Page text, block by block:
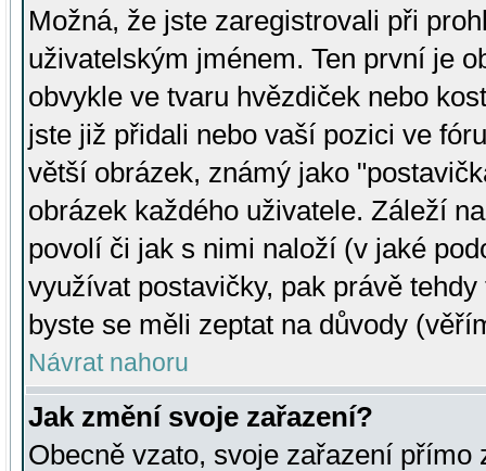
Možná, že jste zaregistrovali při
uživatelským jménem. Ten první je
obvykle ve tvaru hvězdiček nebo
jste již přidali nebo vaší pozici ve
větší obrázek, známý jako
obrázek každého uživatele. Záleží
povolí či jak s nimi naloží (v jaké
využívat postavičky, pak právě
byste se měli zeptat na důvody
Návrat nahoru
Jak změní svoje zařazení?
Obecně vzato, svoje zařazení přímo